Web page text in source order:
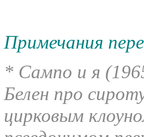
Примечания
* Сампо и я
Белен про
цирковым